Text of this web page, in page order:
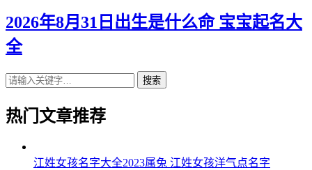
2026年8月31日出生是什么命 宝宝起名大
全
搜索
热门文章推荐
江姓女孩名字大全2023属兔 江姓女孩洋气点名字